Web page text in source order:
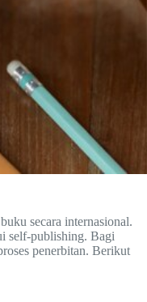
secara internasional.
self-publishing. Bagi
penerbitan. Berikut